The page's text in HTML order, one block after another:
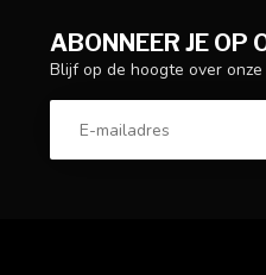
ABONNEER JE OP
Blijf op de hoogte over